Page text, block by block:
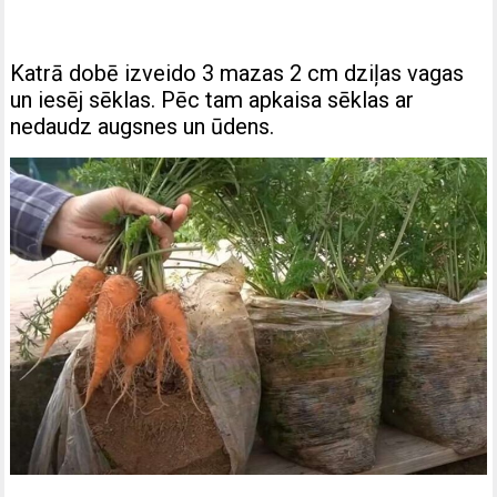
Katrā dobē izveido 3 mazas 2 cm dziļas vagas
un iesēj sēklas. Pēc tam apkaisa sēklas ar
nedaudz augsnes un ūdens.